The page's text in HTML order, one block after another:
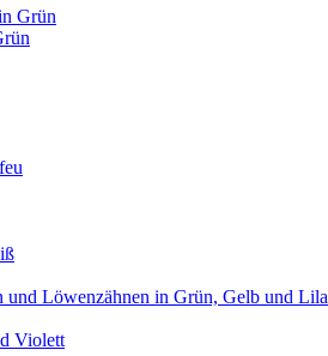
Grün
und Löwenzähnen in Grün, Gelb und Lila
Violett